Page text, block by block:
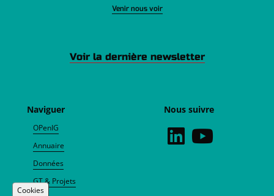
Naviguer
OPenIG
Annuaire
Données
GT & Projets
Venir nous voir
Nous suivre
Voir la dernière newsletter
Cookies